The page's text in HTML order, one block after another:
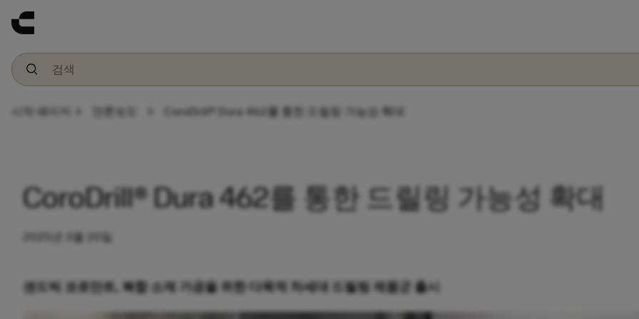
chevron_right chevron_right CoroDrill® Dura 462를 통한 드릴링 가능성 확대
CoroDrill® Dura 462를 통한 드릴링 가능성 확대
2025년 3월 20일
샌드빅 코로만트, 복합 소재 가공을 위한 다목적 차세대 드릴링 제품군 출시